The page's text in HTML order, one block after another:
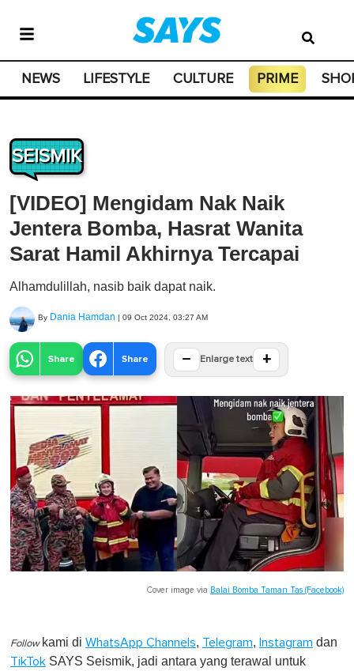
NEWS LIFESTYLE CULTURE PRIME
SEISMIK
[VIDEO] Mengidam Nak Naik
Jentera Bomba, Hasrat Wanita
Sarat Hamil Akhirnya Tercapai
Alhamdulillah, nasib baik dapat naik.
By Dania Hamdan | 09 Oct 2024, 03:27 AM
Share Share − Enlarge text +
Cover image via Balai Bomba Taman Tas (Facebook)
Follow kami di WhatsApp Channels, Telegram, Instagram dan
TikTok SAYS Seismik, jadi antara yang terawal untuk